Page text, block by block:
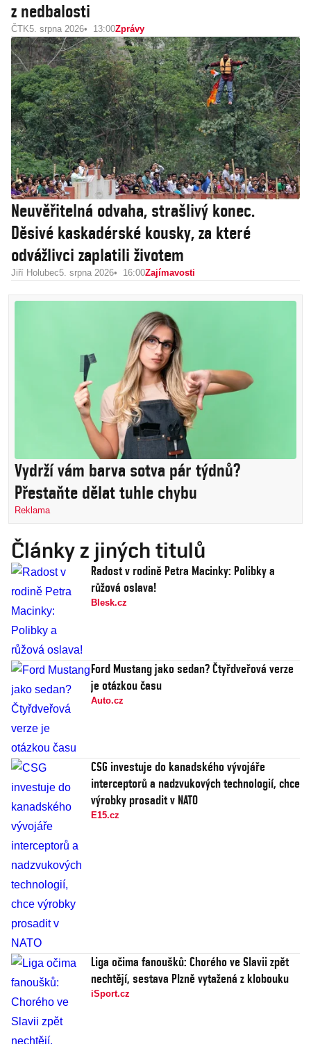
z nedbalosti
ČTK5. srpna 2026 13:00Zprávy
Neuvěřitelná odvaha, strašlivý konec.
Děsivé kaskadérské kousky, za které
odvážlivci zaplatili životem
Jiří Holubec5. srpna 2026 16:00Zajímavosti
Vydrží vám barva sotva pár týdnů?
Přestaňte dělat tuhle chybu
Reklama
Články z jiných titulů
Radost v rodině Petra Macinky: Polibky a
růžová oslava!
Blesk.cz
Ford Mustang jako sedan? Čtyřdveřová verze
je otázkou času
Auto.cz
CSG investuje do kanadského vývojáře
interceptorů a nadzvukových technologií, chce
výrobky prosadit v NATO
E15.cz
Liga očima fanoušků: Chorého ve Slavii zpět
nechtějí, sestava Plzně vytažená z klobouku
iSport.cz